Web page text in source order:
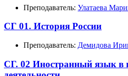
Преподаватель: Улатаева
СГ 01. История России
Преподаватель: Демидова
СГ. 02 Иностранный язык в